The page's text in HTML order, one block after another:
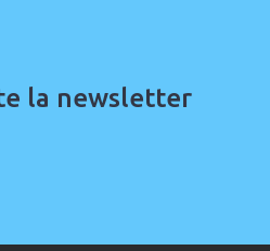
la newsletter